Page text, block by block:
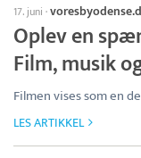
17. juni ·
Oplev en
Film, musik
Filmen vises som en
LES ARTIKKEL